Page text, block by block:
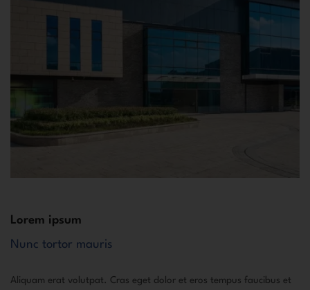
Lorem ipsum
Nunc tortor mauris
Aliquam erat volutpat. Cras eget dolor et eros tempus faucibus et